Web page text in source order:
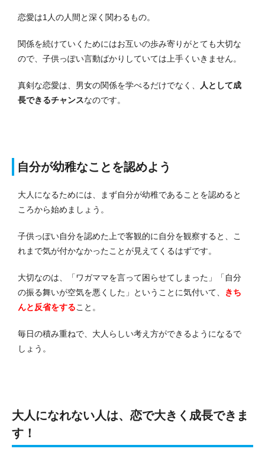
恋愛は1人の人間と深く関わるもの。
関係を続けていくためにはお互いの歩み寄りがとても大切な
ので、子供っぽい言動ばかりしていては上手くいきません。
真剣な恋愛は、男女の関係を学べるだけでなく、
人として成
長できるチャンスなのです。
自分が幼稚なことを認めよう
大人になるためには、まず自分が幼稚であることを認めると
ころから始めましょう。
子供っぽい自分を認めた上で客観的に自分を観察すると、こ
れまで気が付かなかったことが見えてくるはずです。
大切なのは、「ワガママを言って困らせてしまった」「自分
の振る舞いが空気を悪くした」と いうことに気付いて、
きち
んと反省をすること。
毎日の積み重ねで、大人らしい考え方ができるようになるで
しょう。
大人になれない人は、恋で大きく成長できま
す！